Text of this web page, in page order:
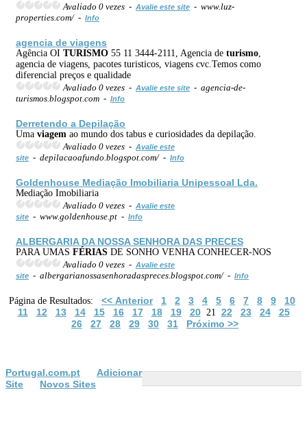
Avaliado 0 vezes - Avalie este site - www.luz-
properties.com/ - Info
agencia de viagens
Agência OI TURISMO 55 11 3444-2111, Agencia de turismo
agencia de viagens, pacotes turisticos, viagens cvc.Temos como
diferencial preços e qualidade
Avaliado 0 vezes - Avalie este site - agencia-de-
turismos.blogspot.com - Info
Derretendo a Depilação
Uma viagem ao mundo dos tabus e curiosidades da depilação.
Avaliado 0 vezes - Avalie este
site - depilacaoafundo.blogspot.com/ - Info
Goldenhouse Mediação Imobiliaria Unipessoal Lda.
Mediação Imobiliaria
Avaliado 0 vezes - Avalie este
site - www.goldenhouse.pt - Info
ALBERGARIA DA NOSSA SENHORA DAS PRECES
PARA UMAS FÉRIAS DE SONHO VENHA CONHECER-NOS
Avaliado 0 vezes - Avalie este
site - albergarianossasenhoradaspreces.blogspot.com/ - Info
Página de Resultados: << Anterior 1 2 3 4 5 6 7 8 9
10
11
12 13 14 15 16 17 18 19 2021 22 23 24
25
26
27 28 29 30 31 Próximo >>
Portugal.com.pt
Adicionar
Site
Novos Sites